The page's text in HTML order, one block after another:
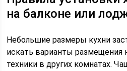
на балконе или
Небольшие размеры кухни
искать варианты размещения
техники в других комнатах.